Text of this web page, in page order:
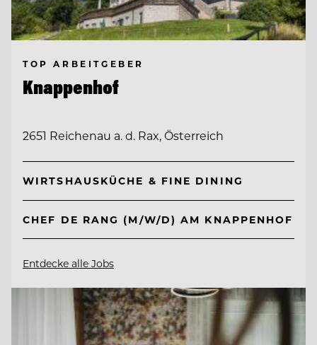
TOP ARBEITGEBER
Knappenhof
2651 Reichenau a. d. Rax, Österreich
WIRTSHAUSKÜCHE & FINE DINING
CHEF DE RANG (M/W/D) AM KNAPPENHOF
Entdecke alle Jobs